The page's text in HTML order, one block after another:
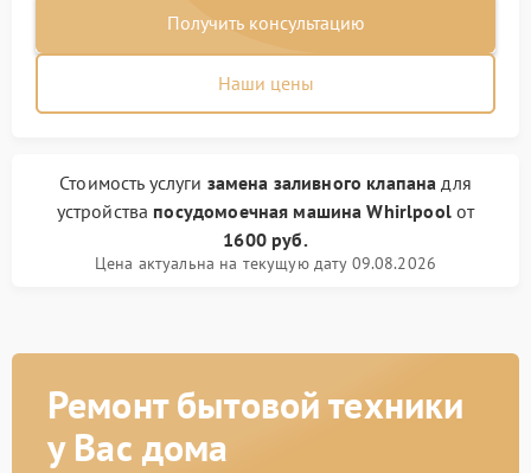
Получить консультацию
Наши цены
Стоимость услуги замена заливного клапана для
устройства посудомоечная машина Whirlpoolот
1600 руб.
Цена актуальна на текущую дату 09.08.2026
Ремонт бытовой техники
у Вас дома